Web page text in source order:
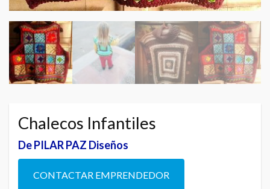
Chalecos Infantiles
De PILAR PAZ Diseños
CONTACTAR EMPRENDEDOR